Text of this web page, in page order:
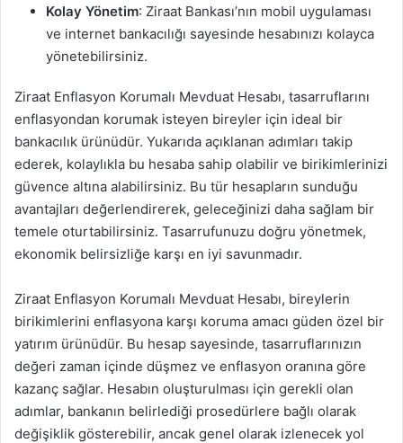
Kolay Yönetim: Ziraat Bankası’nın mobil uygulaması
ve internet bankacılığı sayesinde hesabınızı kolayca
yönetebilirsiniz.
Ziraat Enflasyon Korumalı Mevduat Hesabı, tasarruflarını
enflasyondan korumak isteyen bireyler için ideal bir
bankacılık ürünüdür. Yukarıda açıklanan adımları takip
ederek, kolaylıkla bu hesaba sahip olabilir ve birikimlerinizi
güvence altına alabilirsiniz. Bu tür hesapların sunduğu
avantajları değerlendirerek, geleceğinizi daha sağlam bir
temele oturtabilirsiniz. Tasarrufunuzu doğru yönetmek,
ekonomik belirsizliğe karşı en iyi savunmadır.
Ziraat Enflasyon Korumalı Mevduat Hesabı, bireylerin
birikimlerini enflasyona karşı koruma amacı güden özel bir
yatırım ürünüdür. Bu hesap sayesinde, tasarruflarınızın
değeri zaman içinde düşmez ve enflasyon oranına göre
kazanç sağlar. Hesabın oluşturulması için gerekli olan
adımlar, bankanın belirlediği prosedürlere bağlı olarak
değişiklik gösterebilir, ancak genel olarak izlenecek yol